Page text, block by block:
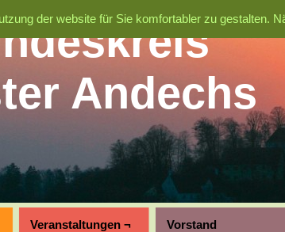
der website für Sie komfortabler zu gestalten.
Veranstaltungen ¬ Vorstand
Andechs